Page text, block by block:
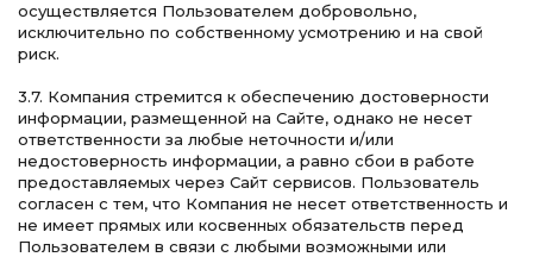
осуществляется Пользователем добровольно,
исключительно по собственному усмотрению и на свой
риск.
3.7. Компания стремится к обеспечению достоверности
информации, размещенной на Сайте, однако не несет
ответственности за любые неточности и/или
недостоверность информации, а равно сбои в работе
предоставляемых через Сайт сервисов. Пользователь
согласен с тем, что Компания не несет ответственность и
не имеет прямых или косвенных обязательств перед
Пользователем в связи с любыми возможными или